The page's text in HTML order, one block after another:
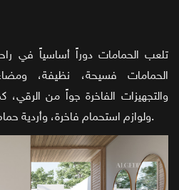
تلعب الحمامات دوراً أساسياً في
الحمامات فسيحة، نظيفة،
والتجهيزات الفاخرة جواً من
ولوازم استحمام فاخرة، وأردية حمام ناعمة يعزز التجربة بشكل كبير.